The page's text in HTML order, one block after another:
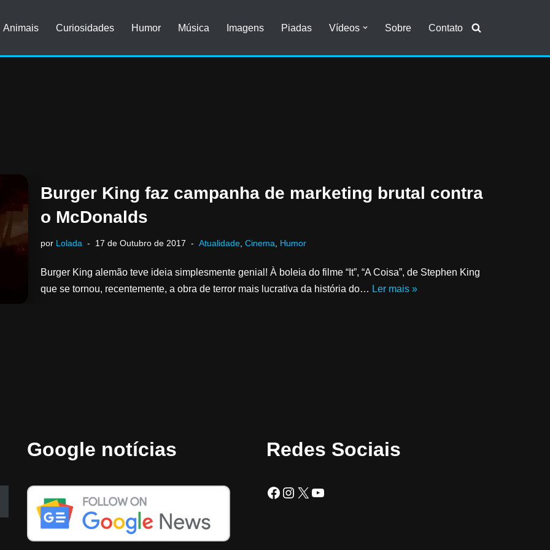
Animais Curiosidades Humor Música Imagens Piadas Vídeos Sobre Contato
Burger King faz campanha de marketing brutal contra
o McDonalds
por Lolada 17 de Outubro de 2017 Atualidade Cinema Humor
Burger King alemão teve ideia simplesmente genial! À boleia do filme “It”, “A Coisa”, de Stephen King
que se tornou, recentemente, a obra de terror mais lucrativa da história do… Ler mais »
Google notícias Redes Sociais